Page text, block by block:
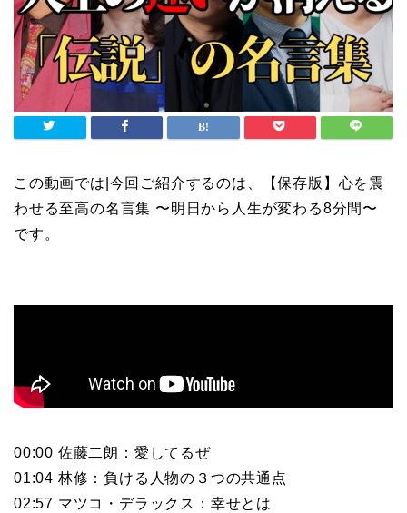
この動画では|今回ご紹介するのは、【保存版】心を震
わせる至高の名言集 〜明日から人生が変わる8分間〜
です。
00:00 佐藤二朗：愛してるぜ
01:04 林修：負ける人物の３つの共通点
02:57 マツコ・デラックス：幸せとは